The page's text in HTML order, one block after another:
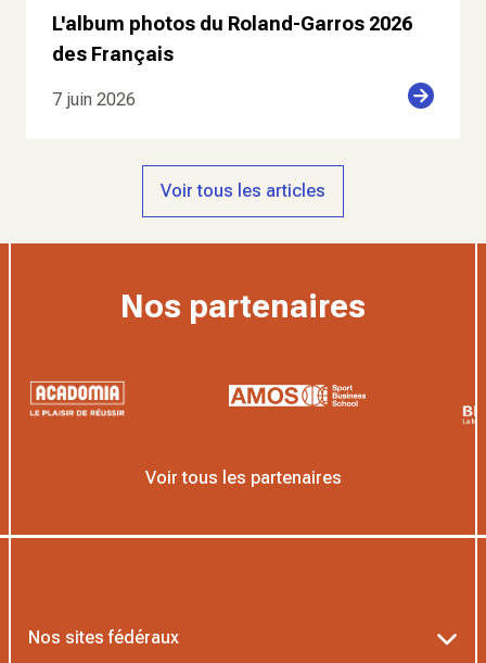
L'album photos du Roland-Garros 2026
des Français
7 juin 2026
Voir tous les articles
Nos partenaires
Voir tous les partenaires
Nos sites fédéraux